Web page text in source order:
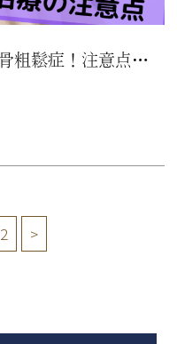
50代のインプラント治療と骨粗鬆症！注意点やメリット・デメリットを解説
2 >